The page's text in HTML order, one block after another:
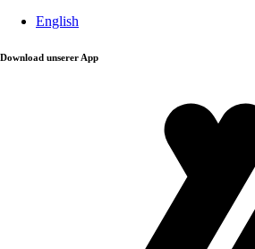
English
Download unserer App